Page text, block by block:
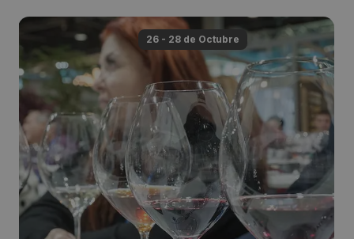
26 - 28 de Octubre